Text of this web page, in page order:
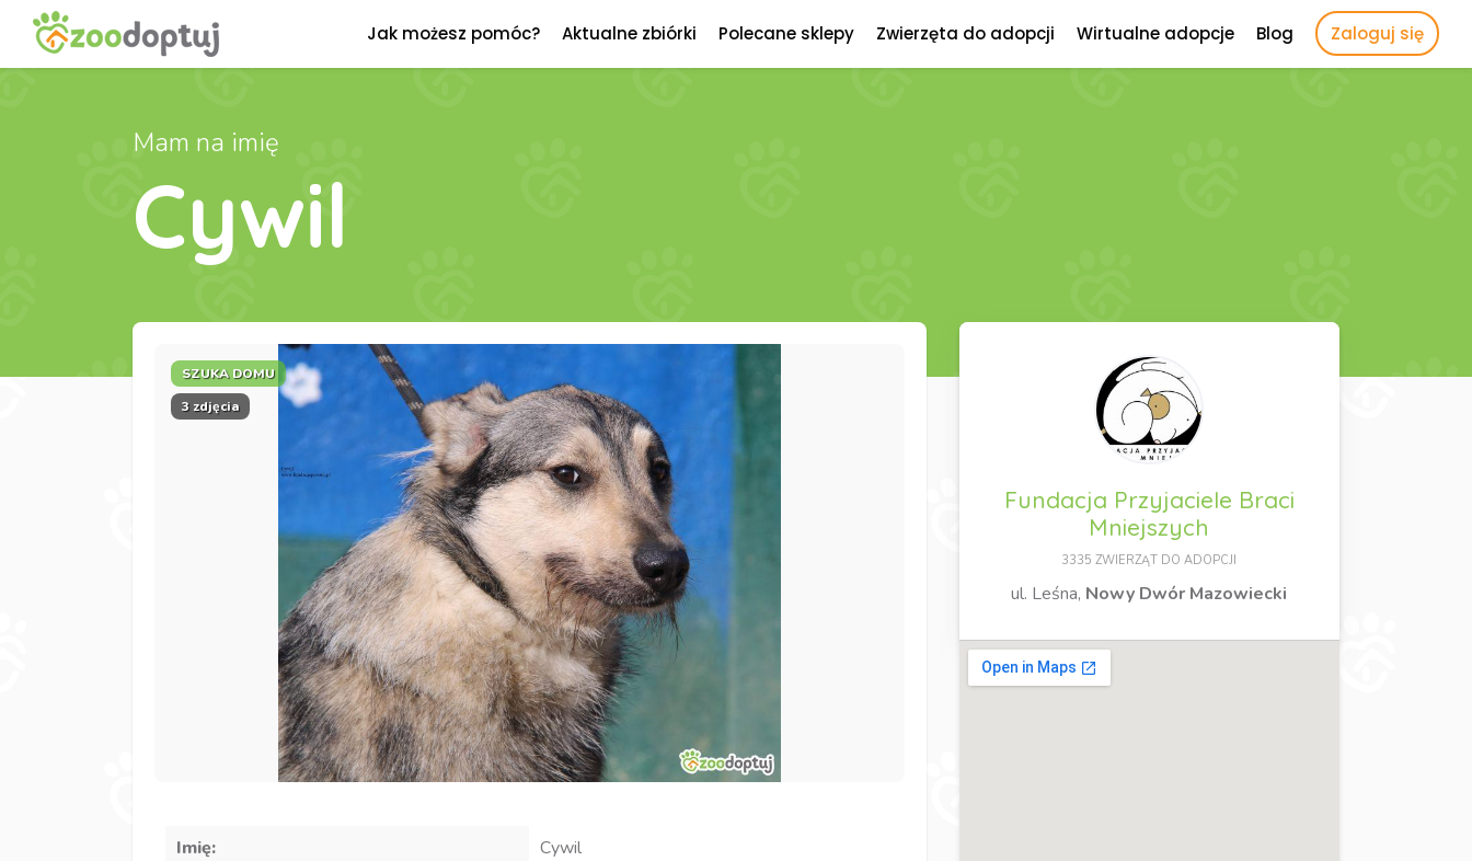
Jak możesz pomóc? Aktualne zbiórki Polecane sklepy Zwierzęta do adopcji Wirtualne adopcje Blog Zaloguj się
Mam na imię
Cywil
SZUKA DOMU
3 zdjęcia
Imię:
Cywil
Fundacja Przyjaciele Braci
Mniejszych
3335 ZWIERZĄT DO ADOPCJI
ul. Leśna, Nowy Dwór Mazowiecki